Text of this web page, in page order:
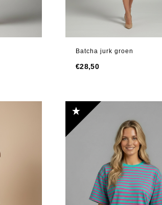
Batcha jurk groen
€28,50